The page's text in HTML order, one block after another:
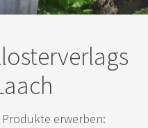
erwerben: